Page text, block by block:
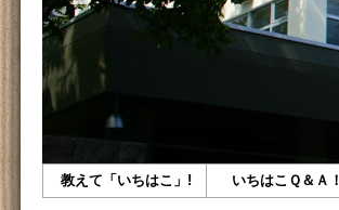
教えて「いちはこ」! いちはこＱ＆Ａ！